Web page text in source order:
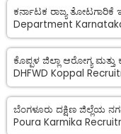
ಕರ್ನಾಟಕ ರಾಜ್ಯ
Department
ಕೊಪ್ಪಳ ಜಿಲ್ಲಾ ಆರೋಗ್ಯ
DHFWD Koppal
ಬೆಂಗಳೂರು ದಕ್ಷಿಣ ಜಿಲ್ಲೆಯ
Poura Karmika